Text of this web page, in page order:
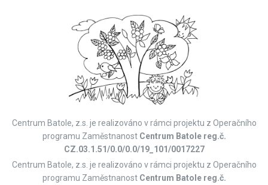
Centrum Batole, z.s. je realizováno v rámci projektu z Operačního
programu Zaměstnanost Centrum Batole reg.č.
CZ.03.1.51/0.0/0.0/19_101/0017227
Centrum Batole, z.s. je realizováno v rámci projektu z Operačního
programu Zaměstnanost Centrum Batole reg.č.